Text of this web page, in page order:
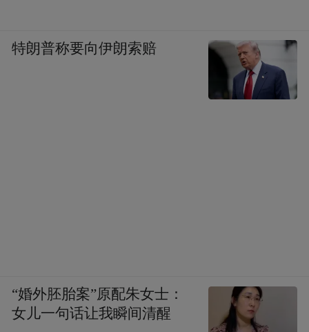
特朗普称要向伊朗索赔
“婚外胚胎案”原配朱女士：
女儿一句话让我瞬间清醒